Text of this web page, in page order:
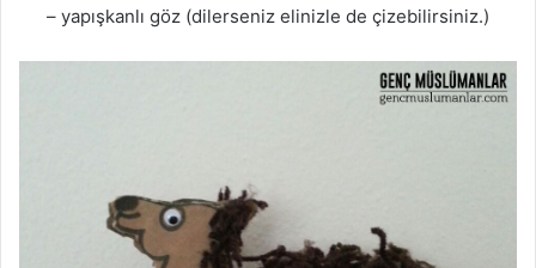
– yapışkanlı göz (dilerseniz elinizle de çizebilirsiniz.)